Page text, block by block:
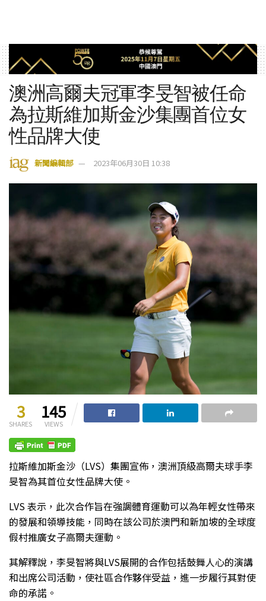
澳洲高爾夫冠軍李旻智被任命
為拉斯維加斯金沙集團首位女
性品牌大使
新聞編輯部 2023年06月30日 10:38
3
SHARES
145
VIEWS
拉斯維加斯金沙（LVS）集團宣佈，澳洲頂級高爾夫球手李
旻智為其首位女性品牌大使。
LVS 表示，此次合作旨在強調體育運動可以為年輕女性帶來
的發展和領導技能，同時在該公司於澳門和新加坡的全球度
假村推廣女子高爾夫運動。
其解釋說，李旻智將與LVS展開的合作包括鼓舞人心的演講
和出席公司活動，使社區合作夥伴受益，進一步履行其對使
命的承諾。